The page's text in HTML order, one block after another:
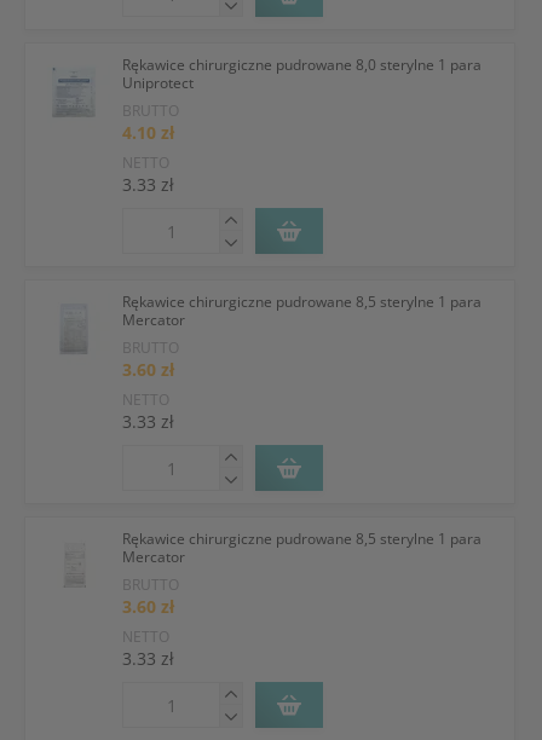
Rękawice chirurgiczne pudrowane 8,0 sterylne 1 para
Uniprotect
BRUTTO
4.10 zł
NETTO
3.33 zł
Rękawice chirurgiczne pudrowane 8,5 sterylne 1 para
Mercator
BRUTTO
3.60 zł
NETTO
3.33 zł
Rękawice chirurgiczne pudrowane 8,5 sterylne 1 para
Mercator
BRUTTO
3.60 zł
NETTO
3.33 zł